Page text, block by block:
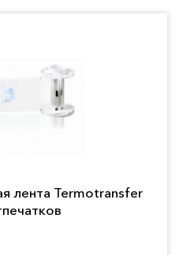
лента Termotransfer